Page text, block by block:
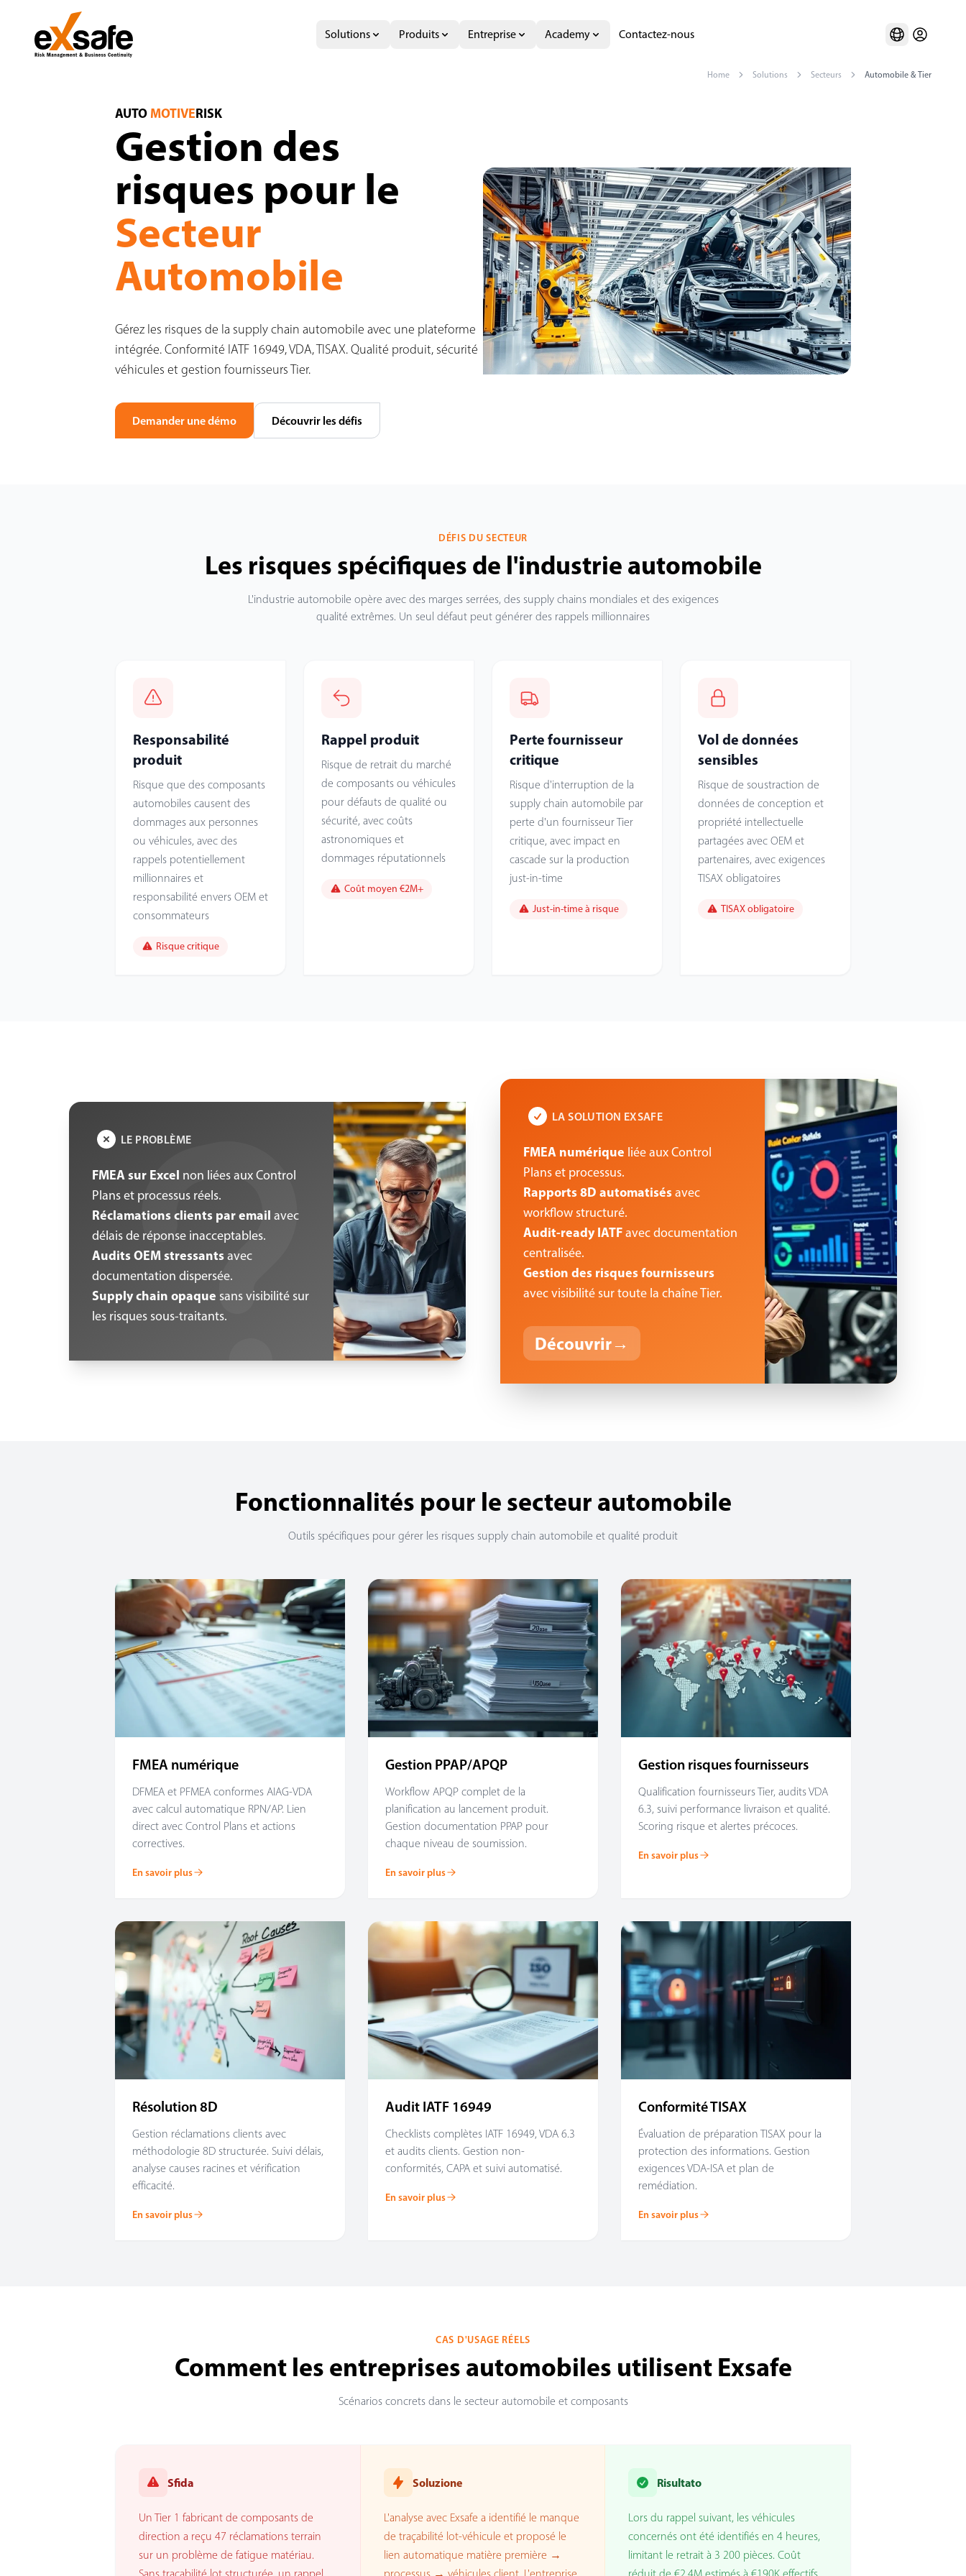
Solutions Produits Entreprise Academy Contactez-nous
Home Solutions Secteurs Automobile & Tier
Risques Automobile — IATF 16949, VDA, TISAX Exsafe
AUTO MOTIVERISK
Gestion des
risques pour le
Secteur
Automobile
Gérez les risques de la supply chain automobile avec une plateforme
intégrée. Conformité IATF 16949, VDA, TISAX. Qualité produit, sécurité
véhicules et gestion fournisseurs Tier.
Demander une démo Découvrir les défis
DÉFIS DU SECTEUR
Les risques spécifiques de l'industrie automobile
L'industrie automobile opère avec des marges serrées, des supply chains mondiales et des exigences
qualité extrêmes. Un seul défaut peut générer des rappels millionnaires
Responsabilité
produit
Risque que des composants
automobiles causent des
dommages aux personnes
ou véhicules, avec des
rappels potentiellement
millionnaires et
responsabilité envers OEM et
consommateurs
Risque critique
Rappel produit
Risque de retrait du marché
de composants ou véhicules
pour défauts de qualité ou
sécurité, avec coûts
astronomiques et
dommages réputationnels
Coût moyen €2M+
Perte fournisseur
critique
Risque d'interruption de la
supply chain automobile par
perte d'un fournisseur Tier
critique, avec impact en
cascade sur la production
just-in-time
Just-in-time à risque
Vol de données
sensibles
Risque de soustraction de
données de conception et
propriété intellectuelle
partagées avec OEM et
partenaires, avec exigences
TISAX obligatoires
TISAX obligatoire
LE PROBLÈME
FMEA sur Excel non liées aux Control
Plans et processus réels.
Réclamations clients par email avec
délais de réponse inacceptables.
Audits OEM stressantsavec
documentation dispersée.
Supply chain opaque sans visibilité sur
les risques sous-traitants.
LA SOLUTION EXSAFE
FMEA numérique liée aux Control
Plans et processus.
Rapports 8D automatisésavec
workflow structuré.
Audit-ready IATFavec documentation
centralisée.
Gestion des risques fournisseurs
avec visibilité sur toute la chaîne Tier.
Découvrir→
Fonctionnalités pour le secteur automobile
Outils spécifiques pour gérer les risques supply chain automobile et qualité produit
FMEA numérique
DFMEA et PFMEA conformes AIAG-VDA
avec calcul automatique RPN/AP. Lien
direct avec Control Plans et actions
correctives.
En savoir plus
Gestion PPAP/APQP
Workflow APQP complet de la
planification au lancement produit.
Gestion documentation PPAP pour
chaque niveau de soumission.
En savoir plus
Gestion risques fournisseurs
Qualification fournisseurs Tier, audits VDA
6.3, suivi performance livraison et qualité.
Scoring risque et alertes précoces.
En savoir plus
Résolution 8D
Gestion réclamations clients avec
méthodologie 8D structurée. Suivi délais,
analyse causes racines et vérification
efficacité.
En savoir plus
Audit IATF 16949
Checklists complètes IATF 16949, VDA 6.3
et audits clients. Gestion non-
conformités, CAPA et suivi automatisé.
En savoir plus
Conformité TISAX
Évaluation de préparation TISAX pour la
protection des informations. Gestion
exigences VDA-ISA et plan de
remédiation.
En savoir plus
CAS D'USAGE RÉELS
Comment les entreprises automobiles utilisent Exsafe
Scénarios concrets dans le secteur automobile et composants
Sfida
Un Tier 1 fabricant de composants de
direction a reçu 47 réclamations terrain
sur un problème de fatigue matériau.
Soluzione
L'analyse avec Exsafe a identifié le manque
de traçabilité lot-véhicule et proposé le
lien automatique matière première →
Risultato
Lors du rappel suivant, les véhicules
concernés ont été identifiés en 4 heures,
limitant le retrait à 3 200 pièces. Coût